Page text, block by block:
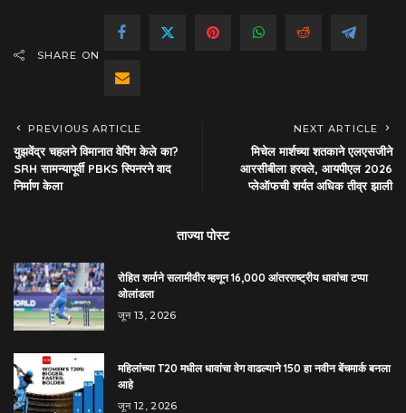
SHARE ON
PREVIOUS ARTICLE
युझवेंद्र चहलने विमानात वेपिंग केले का?
SRH सामन्यापूर्वी PBKS स्पिनरने वाद
निर्माण केला
NEXT ARTICLE
मिचेल मार्शच्या शतकाने एलएसजीने
आरसीबीला हरवले, आयपीएल 2026
प्लेऑफची शर्यत अधिक तीव्र झाली
ताज्या पोस्ट
रोहित शर्माने सलामीवीर म्हणून 16,000 आंतरराष्ट्रीय धावांचा टप्पा
ओलांडला
जून 13, 2026
महिलांच्या T20 मधील धावांचा वेग वाढल्याने 150 हा नवीन बेंचमार्क बनला
आहे
जून 12, 2026